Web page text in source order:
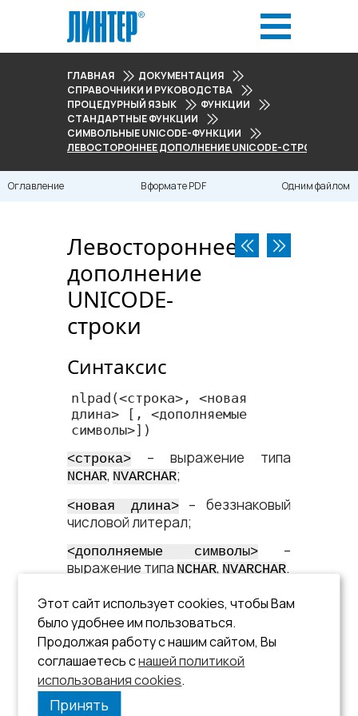
ГЛАВНАЯ
ДОКУМЕНТАЦИЯ
СПРАВОЧНИКИ И РУКОВОДСТВА
ПРОЦЕДУРНЫЙ ЯЗЫК
ФУНКЦИИ
СТАНДАРТНЫЕ ФУНКЦИИ
СИМВОЛЬНЫЕ UNICODE-ФУНКЦИИ
ЛЕВОСТОРОННЕЕ ДОПОЛНЕНИЕ UNICODE-СТРОКИ
Оглавление В формате PDF Одним файлом
Левостороннее
дополнение
UNICODE-
строки
Синтаксис
nlpad (<​строка​>, <​новая
длина​> [, <​дополняемые
символы​>])
<​строка​> – выражение типа
NCHAR, NVARCHAR;
<​новая длина​>– беззнаковый
числовой литерал;
<​дополняемые символы​>
–
выражение типа NCHAR, NVARCHAR.
Описание
Функция дополняет строку
заданными символами с левого
края.
См. описание функции
Этот сайт использует cookies, чтобы Вам
было удобнее им пользоваться.
Продолжая работу с нашим сайтом, Вы
соглашаетесь снашей политикой
использования cookies.
Принять